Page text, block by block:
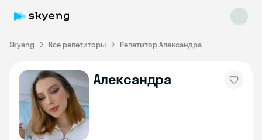
Skyeng Все репетиторы Репетитор Александра
Александра
Skyeng Chat
online